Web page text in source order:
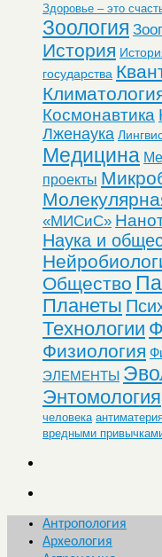
Здоровье – это
Зоология
История
государства
Космонавтика
Лженаука
Медицина
проекты
«МИСиС»
Наука и
Общество
Планеты
Технологии
Физиология
ЭЛЕМЕНТЫ
Энтомология
человека
вредными
Антропология
Археология